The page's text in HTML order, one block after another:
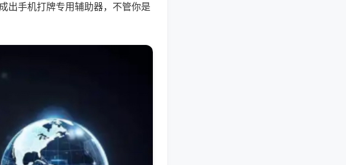
出手机打牌专用辅助器，不管你是